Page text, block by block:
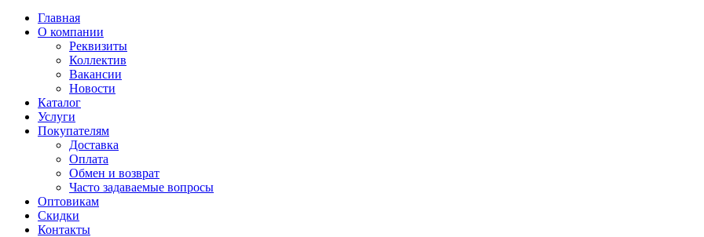
Главная
О компании
Реквизиты
Коллектив
Вакансии
Новости
Каталог
Услуги
Покупателям
Доставка
Оплата
Обмен и возврат
Часто задаваемые вопросы
Оптовикам
Скидки
Контакты